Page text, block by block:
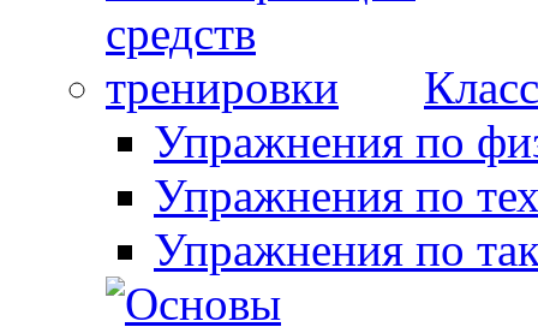
Упражнения по
Упражнения по
Упражнения по